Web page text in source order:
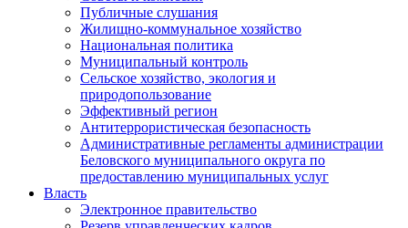
Публичные слушания
Жилищно-коммунальное хозяйство
Национальная политика
Муниципальный контроль
Сельское хозяйство, экология и
природопользование
Эффективный регион
Антитеррористическая безопасность
Административные регламенты администрации
Беловского муниципального округа по
предоставлению муниципальных услуг
Власть
Электронное правительство